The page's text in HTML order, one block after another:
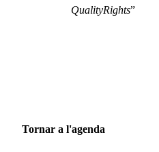
QualityRights”
Tornar a l'agenda